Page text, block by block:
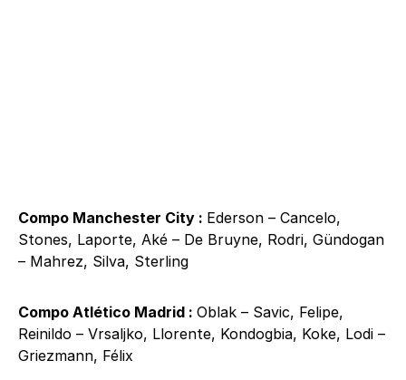
Compo Manchester City : Ederson – Cancelo,
Stones, Laporte, Aké – De Bruyne, Rodri, Gündogan
– Mahrez, Silva, Sterling
Compo Atlético Madrid : Oblak – Savic, Felipe,
Reinildo – Vrsaljko, Llorente, Kondogbia, Koke, Lodi –
Griezmann, Félix